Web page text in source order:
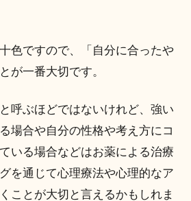
色ですので、「自分に合ったや
が一番大切です。
呼ぶほどではないけれど、強い
場合や自分の性格や考え方にコ
いる場合などはお薬による治療
を通じて心理療法や心理的なア
ことが大切と言えるかもしれま